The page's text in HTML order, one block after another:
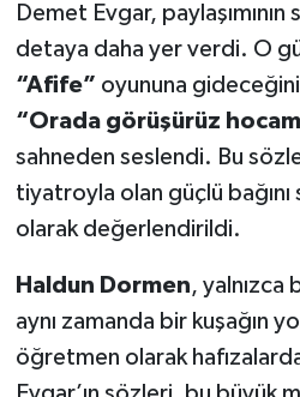
Demet Evgar, paylaşımının
detaya daha yer verdi. O
“Afife” oyununa
“Orada görüşürüz
sahneden seslendi. Bu
tiyatroyla olan güçlü
olarak değerlendirildi.
Haldun Dormen, yalnızca
aynı zamanda bir kuşağın
öğretmen olarak